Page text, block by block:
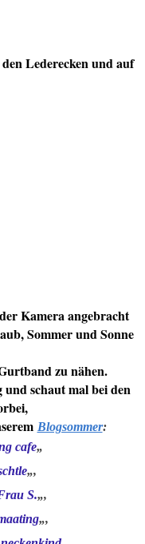
Lederecken und auf
Kamera angebracht
Sommer und Sonne
zu nähen.
und schaut mal bei den
Blogsommer:
cafe„
„,
S.„,
„,